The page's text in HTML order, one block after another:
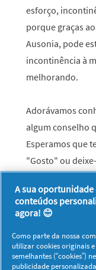
esforço,
porque graças
Ausonia, pode
incontinência à
melhorando.
Adorávamos
algum conselho
Esperamos que
"Gosto" ou
Sobre nós
A sua
conteúdos
agora! 😊
Como parte da nossa
utilizar cookies originais
semelhantes (“cookies”)
publicidade